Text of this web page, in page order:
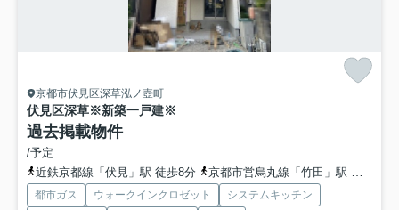
京都市伏見区深草泓ノ壺町
伏見区深草※新築一戸建※
過去掲載物件
/予定
近鉄京都線「伏見」駅 徒歩8分
京都市営烏丸線「竹田」駅 徒歩15分
都市ガス ウォークインクロゼット
システムキッチン